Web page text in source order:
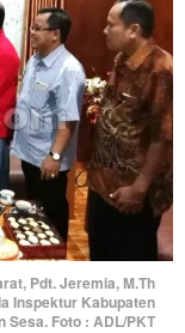
Pdt. Jeremia, M.Th
Inspektur Kabupaten
Sesa. Foto : ADL/PKT